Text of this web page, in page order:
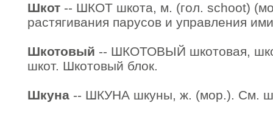
Шкот -- ШКОТ шкота, м. (гол. schoot)
растягивания парусов и управления
Шкотовый -- ШКОТОВЫЙ шкотовая,
шкот. Шкотовый блок.
Шкуна -- ШКУНА шкуны, ж. (мор.). См.